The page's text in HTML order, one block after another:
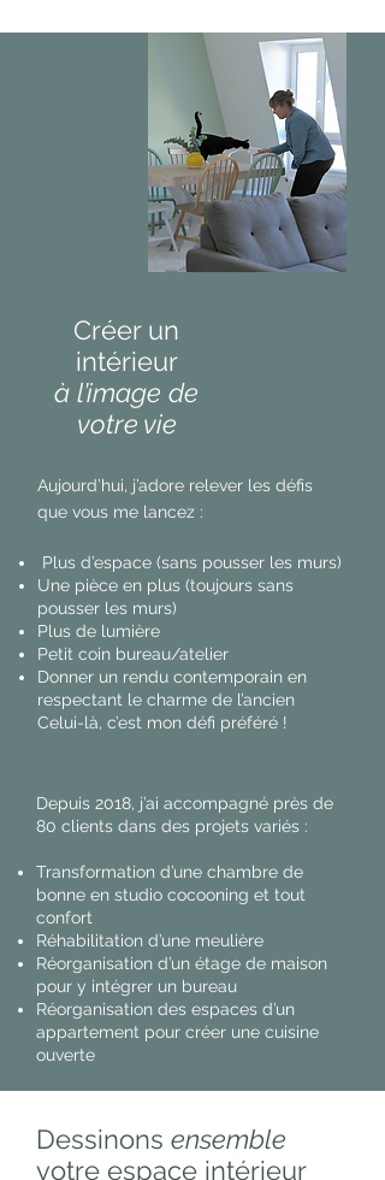
Créer un
intérieur
à l’image de
votre vie
Aujourd’hui, j’adore relever les défis
que vous me lancez :
Plus d’espace (sans pousser les murs)
Une pièce en plus (toujours sans
pousser les murs)
Plus de lumière
Petit coin bureau/atelier
Donner un rendu contemporain en
respectant le charme de l’ancien
Celui-là, c’est mon défi préféré !
Depuis 2018, j’ai accompagné près de
80 clients dans des projets variés :
Transformation d’une chambre de
bonne en studio cocooning et tout
confort
Réhabilitation d’une meulière
Réorganisation d’un étage de maison
pour y intégrer un bureau
Réorganisation des espaces d’un
appartement pour créer une cuisine
ouverte
Dessinons ensemble
votre espace intérieur